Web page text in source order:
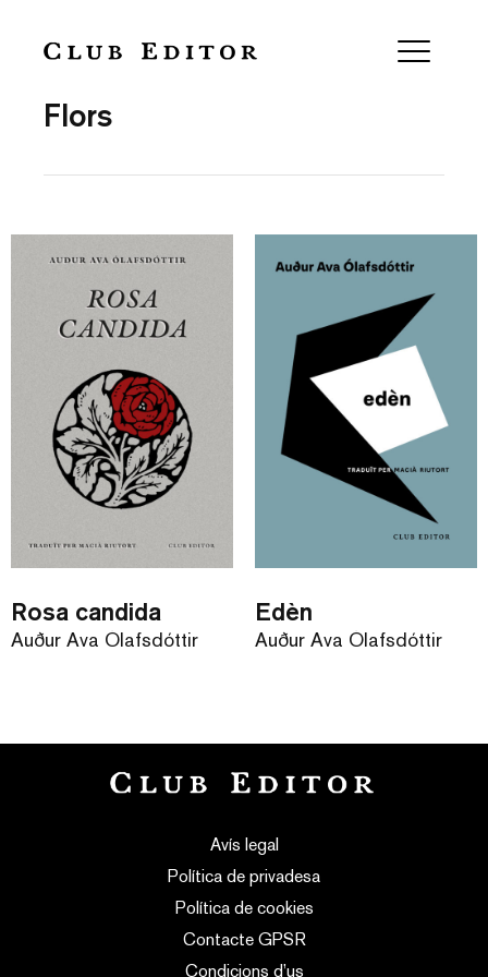
Flors
Rosa candida
Auður Ava Ólafsdóttir
Edèn
Auður Ava Ólafsdóttir
Avís legal
Política de privadesa
Política de cookies
Contacte GPSR
Condicions d’us